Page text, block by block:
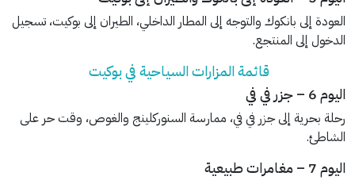
العودة إلى بانكوك والتوجه إلى المطار الداخلي، الطيران إلى بوكيت، تسجيل
الدخول إلى المنتجع.
قائمة المزارات السياحية في بوكيت
اليوم 6 – جزر في في
رحلة بحرية إلى جزر في في، ممارسة السنوركلينج والغوص، وقت حر على
الشاطئ.
اليوم 7 – مغامرات طبيعية